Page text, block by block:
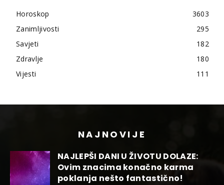
Horoskop
3603
Zanimljivosti
295
Savjeti
182
Zdravlje
180
Vijesti
111
NAJNOVIJE
NAJLEPŠI DANI U ŽIVOTU DOLAZE:
Ovim znacima konačno karma
poklanja nešto fantastično!